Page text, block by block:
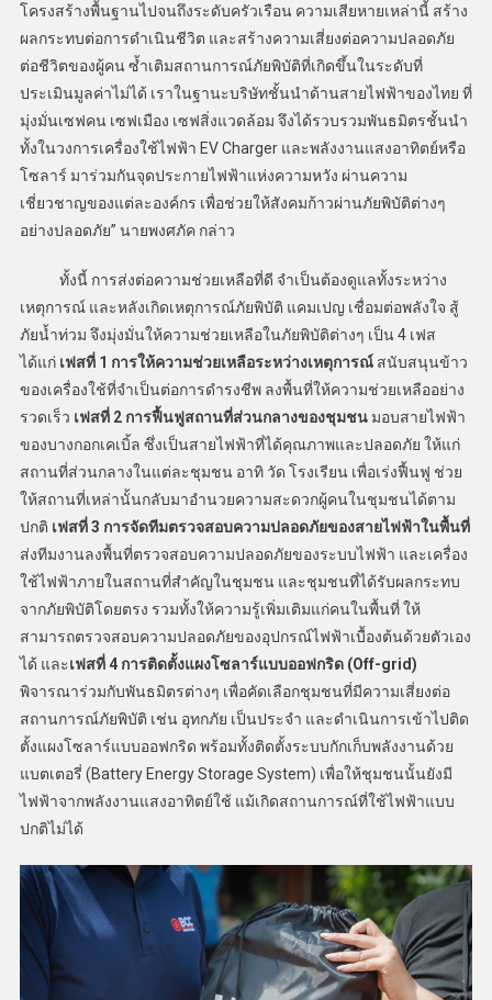
โครงสร้างพื้นฐานไปจนถึงระดับครัวเรือน ความเสียหายเหล่านี้ สร้าง
ผลกระทบต่อการดำเนินชีวิต และสร้างความเสี่ยงต่อความปลอดภัย
ต่อชีวิตของผู้คน ซ้ำเติมสถานการณ์ภัยพิบัติที่เกิดขึ้นในระดับที่
ประเมินมูลค่าไม่ได้ เราในฐานะบริษัทชั้นนำด้านสายไฟฟ้าของไทย ที่
มุ่งมั่นเซฟคน เซฟเมือง เซฟสิ่งแวดล้อม จึงได้รวบรวมพันธมิตรชั้นนำ
ทั้งในวงการเครื่องใช้ไฟฟ้า EV Charger และพลังงานแสงอาทิตย์หรือ
โซลาร์ มาร่วมกันจุดประกายไฟฟ้าแห่งความหวัง ผ่านความ
เชี่ยวชาญของแต่ละองค์กร เพื่อช่วยให้สังคมก้าวผ่านภัยพิบัติต่างๆ
อย่างปลอดภัย” นายพงศภัค กล่าว
ทั้งนี้ การส่งต่อความช่วยเหลือที่ดี จำเป็นต้องดูแลทั้งระหว่าง
เหตุการณ์ และหลังเกิดเหตุการณ์ภัยพิบัติ แคมเปญ เชื่อมต่อพลังใจ สู้
ภัยน้ำท่วม จึงมุ่งมั่นให้ความช่วยเหลือในภัยพิบัติต่างๆ เป็น 4 เฟส
ได้แก่ เฟสที่ 1 การให้ความช่วยเหลือระหว่างเหตุการณ์สนับสนุนข้าว
ของเครื่องใช้ที่จำเป็นต่อการดำรงชีพ ลงพื้นที่ให้ความช่วยเหลืออย่าง
รวดเร็ว เฟสที่2 การฟื้นฟูสถานที่ส่วนกลางของชุมชนมอบสายไฟฟ้า
ของบางกอกเคเบิ้ล ซึ่งเป็นสายไฟฟ้าที่ได้คุณภาพและปลอดภัย ให้แก่
สถานที่ส่วนกลางในแต่ละชุมชน อาทิ วัด โรงเรียน เพื่อเร่งฟื้นฟู ช่วย
ให้สถานที่เหล่านั้นกลับมาอำนวยความสะดวกผู้คนในชุมชนได้ตาม
ปกติ เฟสที่3 การจัดทีมตรวจสอบความปลอดภัยของสายไฟฟ้าในพื้นที่
ส่งทีมงานลงพื้นที่ตรวจสอบความปลอดภัยของระบบไฟฟ้า และเครื่อง
ใช้ไฟฟ้าภายในสถานที่สำคัญในชุมชน และชุมชนที่ได้รับผลกระทบ
จากภัยพิบัติโดยตรง รวมทั้งให้ความรู้เพิ่มเติมแก่คนในพื้นที่ ให้
สามารถตรวจสอบความปลอดภัยของอุปกรณ์ไฟฟ้าเบื้องต้นด้วยตัวเอง
ได้ และเฟสที่4 การติดตั้งแผงโซลาร์แบบออฟกริด (Off-grid)
พิจารณาร่วมกับพันธมิตรต่างๆ เพื่อคัดเลือกชุมชนที่มีความเสี่ยงต่อ
สถานการณ์ภัยพิบัติ เช่น อุทกภัย เป็นประจำ และดำเนินการเข้าไปติด
ตั้งแผงโซลาร์แบบออฟกริด พร้อมทั้งติดตั้งระบบกักเก็บพลังงานด้วย
แบตเตอรี่ (Battery Energy Storage System) เพื่อให้ชุมชนนั้นยังมี
ไฟฟ้าจากพลังงานแสงอาทิตย์ใช้ แม้เกิดสถานการณ์ที่ใช้ไฟฟ้าแบบ
ปกติไม่ได้